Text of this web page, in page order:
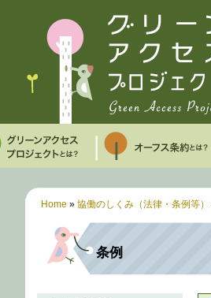
Home » 協働のしくみ（法律・条例等）
条例